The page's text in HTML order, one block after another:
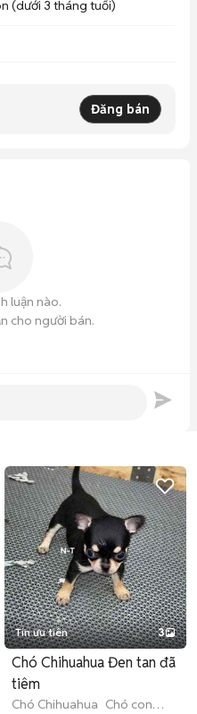
(dưới 3 tháng tuổi)
Đăng bán
luận nào.
cho người bán.
Tin ưu tiên 3
Chó Chihuahua Đen tan đã
tiêm
Chó Chihuahua Chó con